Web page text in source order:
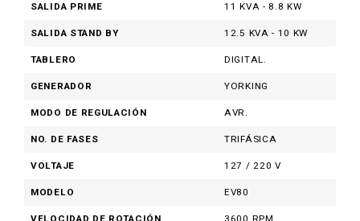
SALIDA PRIME 11 KVA - 8.8 KW
SALIDA STAND BY 12.5 KVA - 10 KW
TABLERO DIGITAL.
GENERADOR YORKING
MODO DE REGULACIÓN AVR.
NO. DE FASES TRIFÁSICA
VOLTAJE 127 / 220 V
MODELO EV80
VELOCIDAD DE ROTACIÓN 3600 RPM